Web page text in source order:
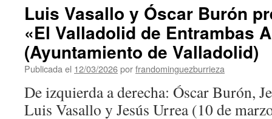
Luis Vasallo y Óscar Burón
«El Valladolid de Entrambas
(Ayuntamiento de Valladolid)
Publicada el 12/03/2026porfrandominguezburrieza
De izquierda a derecha: Óscar Burón,
Luis Vasallo y Jesús Urrea (10 de